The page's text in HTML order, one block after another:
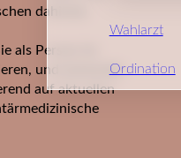
Wahlarzt
Ordination
dahinter.
als Person im
und entwickle
auf aktuellen